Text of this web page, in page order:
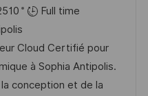
Full time
Cloud Certifié pour
à Sophia Antipolis.
conception et de la